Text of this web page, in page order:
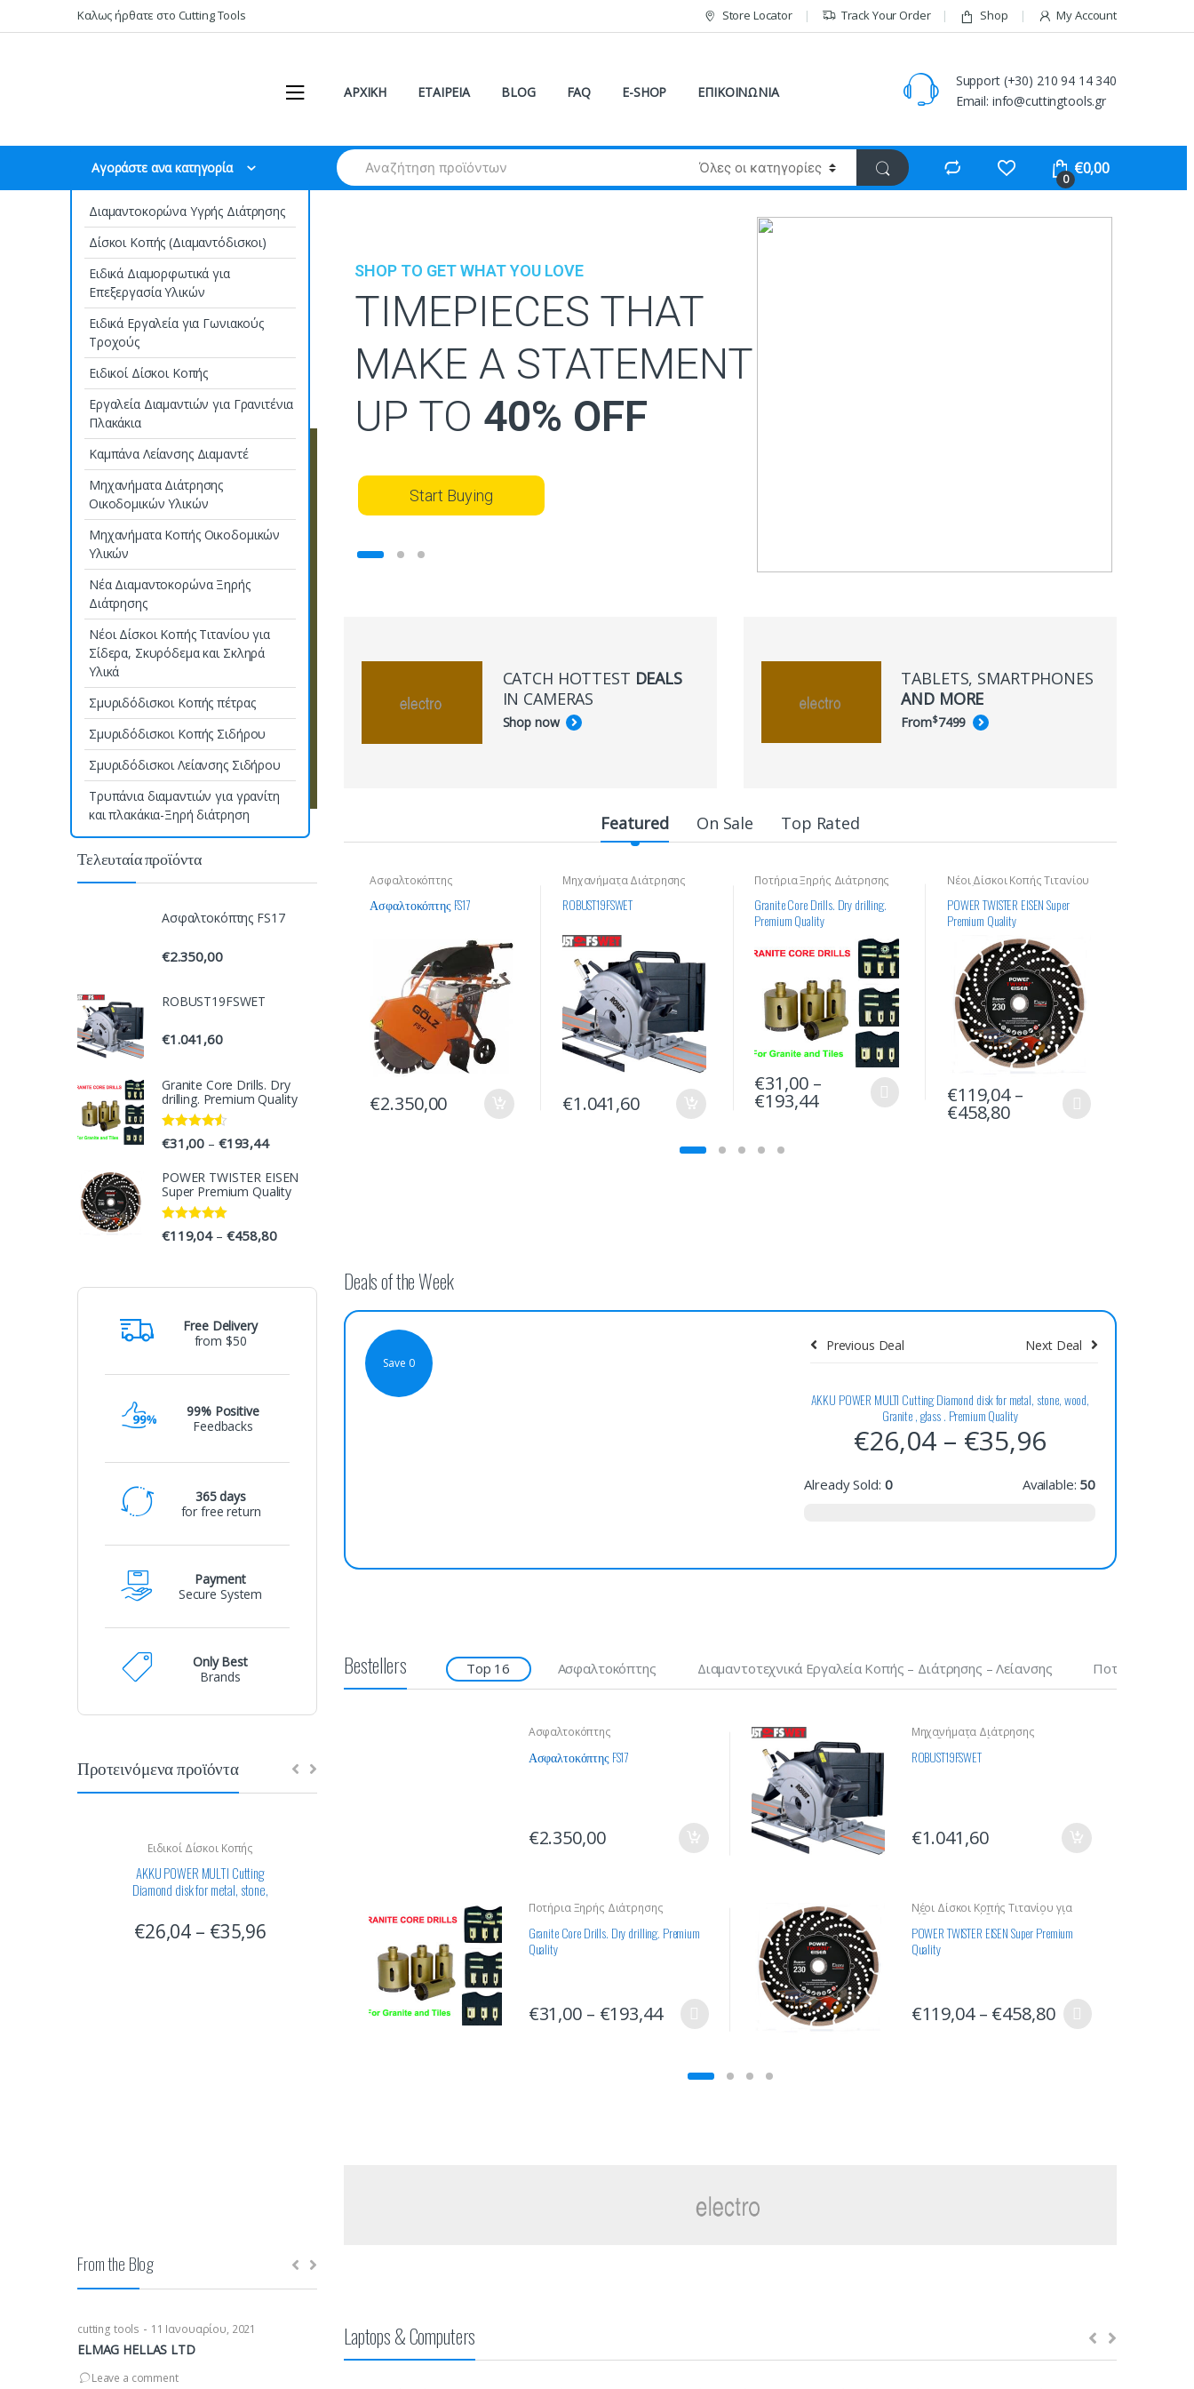
to
to
Καλως ήρθατε στο Cutting Tools Store Locator Track Your Order Shop My Account
ΑΡΧΙΚΗ ΕΤΑΙΡΕΙΑ BLOG FAQ E-SHOP ΕΠΙΚΟΙΝΩΝΙΑ
Support (+30) 210 94 14 340
Email: info@cuttingtools.gr
Αγοράστε ανα κατηγορία
Διαμαντοκορώνα Υγρής Διάτρησης
Δίσκοι Κοπής (Διαμαντόδισκοι)
Ειδικά Διαμορφωτικά για
Επεξεργασία Υλικών
Ειδικά Εργαλεία για Γωνιακούς
Τροχούς
Ειδικοί Δίσκοι Κοπής
Εργαλεία Διαμαντιών για Γρανιτένια
Πλακάκια
Καμπάνα Λείανσης Διαμαντέ
Μηχανήματα Διάτρησης
Οικοδομικών Υλικών
Μηχανήματα Κοπής Οικοδομικών
Υλικών
Νέα Διαμαντοκορώνα Ξηρής
Διάτρησης
Νέοι Δίσκοι Κοπής Τιτανίου για
Σίδερα, Σκυρόδεμα και Σκληρά
Υλικά
Σμυριδόδισκοι Κοπής πέτρας
Σμυριδόδισκοι Κοπής Σιδήρου
Σμυριδόδισκοι Λείανσης Σιδήρου
Τρυπάνια διαμαντιών για γρανίτη
και πλακάκια-Ξηρή διάτρηση
Search
for:
0
€0,00
TIMEPIECES THAT
MAKE A STATEMENT
UP TO 40% OFF
SHOP TO GET WHAT YOU LOVE
Start Buying
CATCH HOTTEST DEALS
IN CAMERAS
Shop now
TABLETS, SMARTPHONES
AND MORE
From$7499
e
l
Featured On Sale Top Rated
Ασφαλτοκόπτης
Ασφαλτοκόπτης FS17
€2.350,00
Μηχανήματα Διάτρησης
Οικοδομικών Υλικών
ROBUST19FSWET
€1.041,60
Ποτήρια Ξηρής Διάτρησης
Granite Core Drills. Dry drilling.
Premium Quality
€31,00–
€193,44
Νέοι Δίσκοι Κοπής Τιτανίου
για Σίδερα, Σκυρόδεμα και
Σκληρά Υλικά
POWER TWISTER EISEN Super
Premium Quality
€119,04–
€458,80
Deals of the Week
Previous Deal Next Deal
Save 0
AKKU POWER MULTI Cutting Diamond disk for metal, stone, wood,
Granite , glass . Premium Quality
€26,04– €35,96
Already Sold: 0 Available: 50
Bestellers Top 16 Ασφαλτοκόπτης Διαμαντοτεχνικά Εργαλεία Κοπής – Διάτρησης – Λείανσης Ποτήρια Ξηρής
Ασφαλτοκόπτης
Ασφαλτοκόπτης FS17
€2.350,00
Μηχανήματα Διάτρησης
Οικοδομικών Υλικών
ROBUST19FSWET
€1.041,60
Ποτήρια Ξηρής Διάτρησης
Granite Core Drills. Dry drilling. Premium
Quality
€31,00– €193,44
Νέοι Δίσκοι Κοπής Τιτανίου για
Σίδερα, Σκυρόδεμα και Σκληρά
Υλικά
POWER TWISTER EISEN Super Premium
Quality
€119,04– €458,80
Laptops & Computers
Τελευταία προϊόντα
Ασφαλτοκόπτης FS17
€2.350,00
ROBUST19FSWET
€1.041,60
Granite Core Drills. Dry
drilling. Premium Quality
Rated4.33
out of 5
€31,00 – €193,44
POWER TWISTER EISEN
Super Premium Quality
Rated5.00
out of 5
€119,04– €458,80
Free Delivery
from $50
99% Positive
Feedbacks
365 days
for free return
Payment
Secure System
Only Best
Brands
Προτεινόμενα προϊόντα
Ειδικοί Δίσκοι Κοπής
AKKU POWER MULTI Cutting
Diamond disk for metal, stone,
Quality
€26,04 – €35,96
για Πέτρα
From the Blog
cutting tools - 11 Ιανουαρίου, 2021
ELMAG HELLAS LTD
Leave a comment